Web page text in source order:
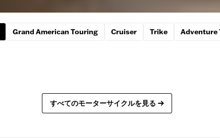
Grand American Touring Cruiser Trike Adventure
すべてのモーターサイクルを見る